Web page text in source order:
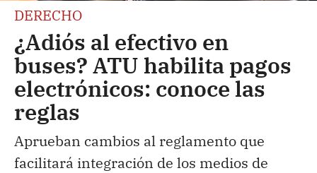
DERECHO
¿Adiós al efectivo en
buses? ATU habilita pagos
electrónicos: conoce las
reglas
Aprueban cambios al reglamento que
facilitará integración de los medios de